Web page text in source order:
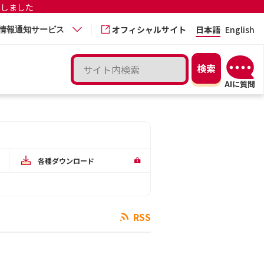
ました
報通知サービス オフィシャルサイト 日本語 English
各種ダウンロード
RSS